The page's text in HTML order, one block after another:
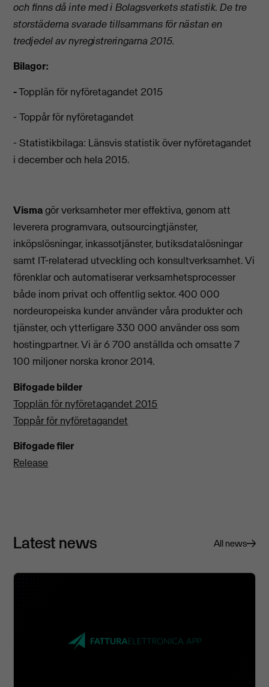
och finns då inte med i Bolagsverkets statistik. De tre
storstäderna svarade tillsammans för nästan en
tredjedel av nyregistreringarna 2015.
Bilagor:
-Topplän för nyföretagandet 2015
- Toppår för nyföretagandet
- Statistikbilaga: Länsvis statistik över nyföretagandet
i december och hela 2015.
Vismagör verksamheter mer effektiva, genom att
leverera programvara, outsourcingtjänster,
inköpslösningar, inkassotjänster, butiksdatalösningar
samt IT-relaterad utveckling och konsultverksamhet. Vi
förenklar och automatiserar verksamhetsprocesser
både inom privat och offentlig sektor. 400 000
nordeuropeiska kunder använder våra produkter och
tjänster, och ytterligare 330 000 använder oss som
hostingpartner. Vi är 6 700 anställda och omsatte 7
100 miljoner norska kronor 2014.
Bifogade bilder
Topplän för nyföretagandet 2015
Toppår för nyföretagandet
Bifogade filer
Release
Latest news All news